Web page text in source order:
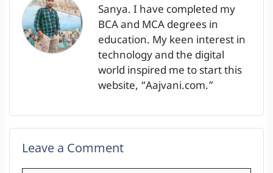
Sanya. I have completed my
BCA and MCA degrees in
education. My keen interest in
technology and the digital
world inspired me to start this
website, “Aajvani.com.”
Leave a Comment